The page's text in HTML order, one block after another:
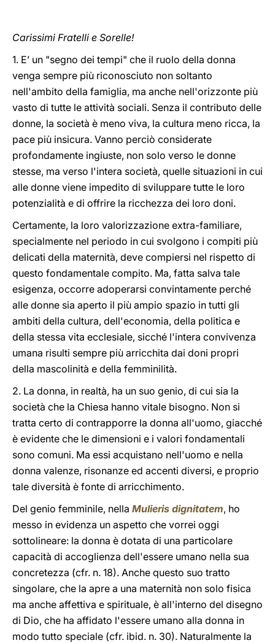
Carissimi Fratelli e Sorelle!
1. E’ un "segno dei tempi" che il ruolo della donna
venga sempre più riconosciuto non soltanto
nell'ambito della famiglia, ma anche nell'orizzonte più
vasto di tutte le attività sociali. Senza il contributo delle
donne, la società è meno viva, la cultura meno ricca, la
pace più insicura. Vanno perciò considerate
profondamente ingiuste, non solo verso le donne
stesse, ma verso l'intera società, quelle situazioni in cui
alle donne viene impedito di sviluppare tutte le loro
potenzialità e di offrire la ricchezza dei loro doni.
Certamente, la loro valorizzazione extra-familiare,
specialmente nel periodo in cui svolgono i compiti più
delicati della maternità, deve compiersi nel rispetto di
questo fondamentale compito. Ma, fatta salva tale
esigenza, occorre adoperarsi convintamente perché
alle donne sia aperto il più ampio spazio in tutti gli
ambiti della cultura, dell'economia, della politica e
della stessa vita ecclesiale, sicché l'intera convivenza
umana risulti sempre più arricchita dai doni propri
della mascolinità e della femminilità.
2. La donna, in realtà, ha un suo genio, di cui sia la
società che la Chiesa hanno vitale bisogno. Non si
tratta certo di contrapporre la donna all'uomo, giacché
è evidente che le dimensioni e i valori fondamentali
sono comuni. Ma essi acquistano nell'uomo e nella
donna valenze, risonanze ed accenti diversi, e proprio
tale diversità è fonte di arricchimento.
Del genio femminile, nella Mulieris dignitatem, ho
messo in evidenza un aspetto che vorrei oggi
sottolineare: la donna è dotata di una particolare
capacità di accoglienza dell'essere umano nella sua
concretezza (cfr. n. 18). Anche questo suo tratto
singolare, che la apre a una maternità non solo fisica
ma anche affettiva e spirituale, è all'interno del disegno
di Dio, che ha affidato l'essere umano alla donna in
modo tutto speciale (cfr. ibid. n. 30). Naturalmente la